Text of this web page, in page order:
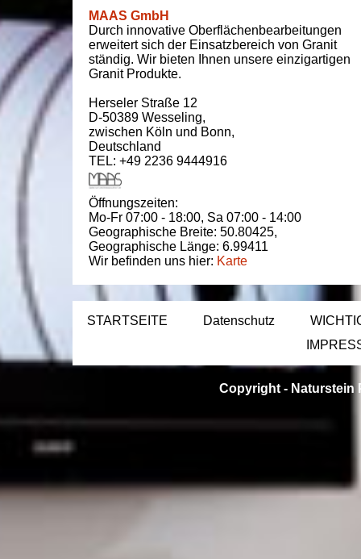
MAAS GmbH
Durch innovative Oberflächenbearbeitungen
erweitert sich der Einsatzbereich von Granit
ständig. Wir bieten Ihnen unsere einzigartigen
Granit Produkte.
Herseler Straße 12
D-50389 Wesseling,
zwischen Köln und Bonn,
Deutschland
TEL: +49 2236 9444916
Öffnungszeiten:
Mo-Fr 07:00 - 18:00, Sa 07:00 - 14:00
Geographische Breite: 50.80425,
Geographische Länge: 6.99411
Wir befinden uns hier: Karte
STARTSEITE Datenschutz
Copyright - Naturstein